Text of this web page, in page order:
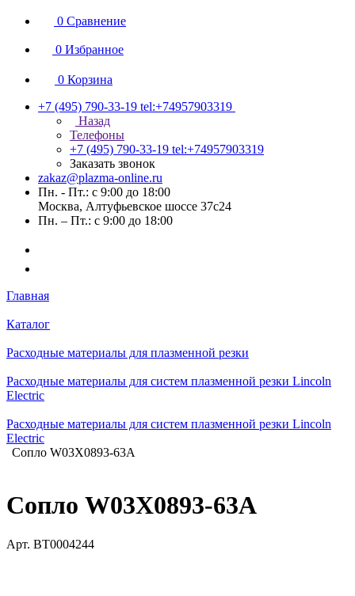
0 Сравнение
0 Избранное
0 Корзина
+7 (495) 790-33-19 tel:+74957903319
Назад
Телефоны
+7 (495) 790-33-19 tel:+74957903319
Заказать звонок
zakaz@plazma-online.ru
Пн. - Пт.: с 9:00 до 18:00
Москва, Алтуфьевское шоссе 37с24
Пн. – Пт.: с 9:00 до 18:00
Главная
Каталог
Расходные материалы для плазменной резки
Расходные материалы для систем плазменной резки Lincoln
Electric
Расходные материалы для систем плазменной резки Lincoln
Electric
Сопло W03X0893-63A
Сопло W03X0893-63A
Арт. BT0004244